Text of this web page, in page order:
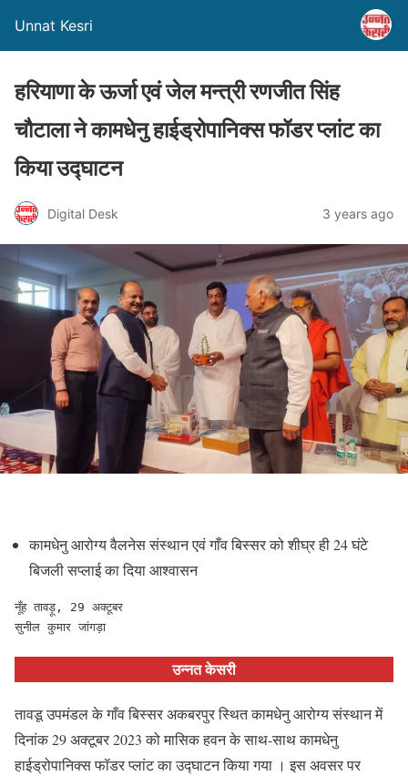
Unnat Kesri
हरियाणा के ऊर्जा एवं जेल मन्त्री रणजीत सिंह
चौटाला ने कामधेनु हाईड्रोपानिक्स फॉडर प्लांट का
किया उद्घाटन
Digital Desk 3 years ago
कामधेनु आरोग्य वैलनेस संस्थान एवं गाँव बिस्सर को शीघ्र ही 24 घंटे
बिजली सप्लाई का दिया आश्वासन
नूँह तावड़ू, 29 अक्टूबर
सुनील कुमार जांगड़ा
उन्नत केसरी
तावडू उपमंडल के गाँव बिस्सर अकबरपुर स्थित कामधेनु आरोग्य संस्थान में
दिनांक 29 अक्टूबर 2023 को मासिक हवन के साथ-साथ कामधेनु
हाईड्रोपानिक्स फॉडर प्लांट का उद्घाटन किया गया । इस अवसर पर